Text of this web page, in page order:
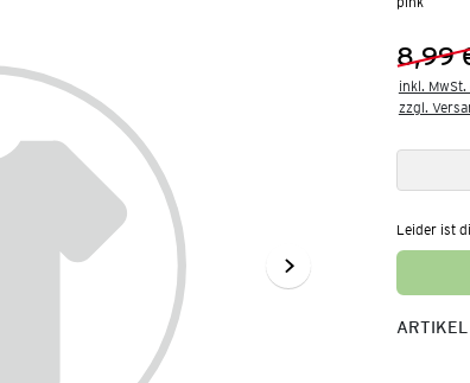
8,99
inkl. MwSt.
zzgl.
Leider ist